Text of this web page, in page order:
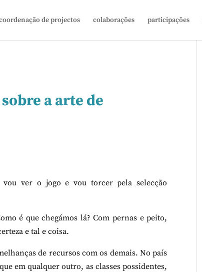
de projectos colaborações participações
a arte de
vou ver o jogo e vou torcer pela selecção
é que chegámos lá? Com pernas e peito,
e tal e coisa.
de recursos com os demais. No país
em qualquer outro, as classes possidentes,